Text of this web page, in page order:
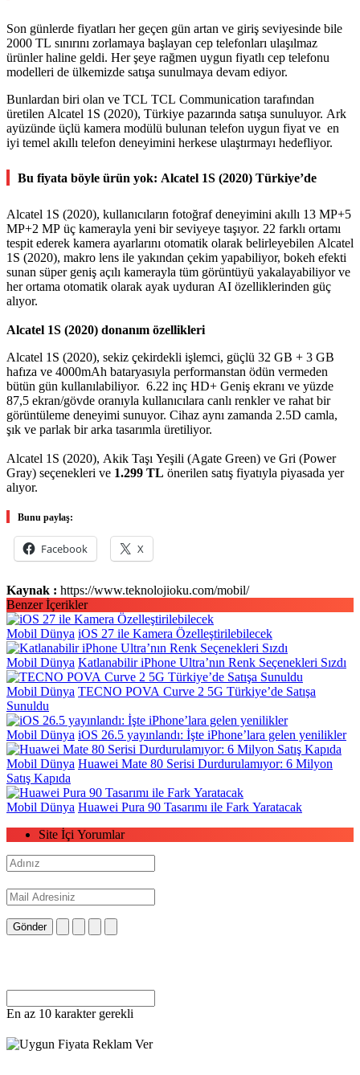
Son günlerde fiyatları her geçen gün artan ve giriş seviyesinde bile
2000 TL sınırını zorlamaya başlayan cep telefonları ulaşılmaz
ürünler haline geldi. Her şeye rağmen uygun fiyatlı cep telefonu
modelleri de ülkemizde satışa sunulmaya devam ediyor.
Bunlardan biri olan ve TCL TCL Communication tarafından
üretilen Alcatel 1S (2020), Türkiye pazarında satışa sunuluyor. Ark
ayüzünde üçlü kamera modülü bulunan telefon uygun fiyat ve en
iyi temel akıllı telefon deneyimini herkese ulaştırmayı hedefliyor.
Bu fiyata böyle ürün yok: Alcatel 1S (2020) Türkiye’de
Alcatel 1S (2020), kullanıcıların fotoğraf deneyimini akıllı 13 MP+5
MP+2 MP üç kamerayla yeni bir seviyeye taşıyor. 22 farklı ortamı
tespit ederek kamera ayarlarını otomatik olarak belirleyebilen Alcatel
1S (2020), makro lens ile yakından çekim yapabiliyor, bokeh efekti
sunan süper geniş açılı kamerayla tüm görüntüyü yakalayabiliyor ve
her ortama otomatik olarak ayak uyduran AI özelliklerinden güç
alıyor.
Alcatel 1S (2020) donanım özellikleri
Alcatel 1S (2020), sekiz çekirdekli işlemci, güçlü 32 GB + 3 GB
hafıza ve 4000mAh bataryasıyla performanstan ödün vermeden
bütün gün kullanılabiliyor. 6.22 inç HD+ Geniş ekranı ve yüzde
87,5 ekran/gövde oranıyla kullanıcılara canlı renkler ve rahat bir
görüntüleme deneyimi sunuyor. Cihaz aynı zamanda 2.5D camla,
şık ve parlak bir arka tasarımla üretiliyor.
Alcatel 1S (2020), Akik Taşı Yeşili (Agate Green) ve Gri (Power
Gray) seçenekleri ve 1.299 TL önerilen satış fiyatıyla piyasada yer
alıyor.
Bunu paylaş:
Facebook X
Kaynak : https://www.teknolojioku.com/mobil/
Benzer İçerikler
Mobil Dünya iOS 27 ile Kamera Özelleştirilebilecek
Mobil Dünya Katlanabilir iPhone Ultra’nın Renk Seçenekleri Sızdı
Mobil Dünya TECNO POVA Curve 2 5G Türkiye’de Satışa
Sunuldu
Mobil Dünya iOS 26.5 yayınlandı: İşte iPhone’lara gelen yenilikler
Mobil Dünya Huawei Mate 80 Serisi Durdurulamıyor: 6 Milyon
Satış Kapıda
Mobil Dünya Huawei Pura 90 Tasarımı ile Fark Yaratacak
Site İçi Yorumlar
Gönder
En az 10 karakter gerekli